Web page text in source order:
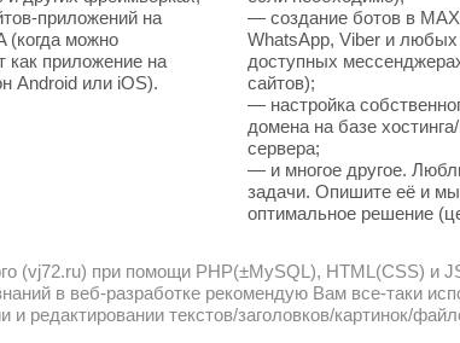
приложений на
(когда можно
как приложение на
Android или iOS).
— создание ботов в
WhatsApp, Viber и любых
доступных
сайтов);
— настройка
домена на базе
сервера;
— и многое другое.
задачи. Опишите её и
оптимальное решение
(vj72.ru) при помощи PHP(±MySQL), HTML(CSS) и
в веб-разработке рекомендую Вам все-таки
редактировании текстов/заголовков/картинок/